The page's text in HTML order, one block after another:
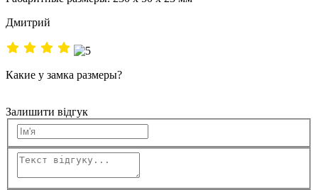
Дмитрий
Какие у замка размеры?
Залишити відгук